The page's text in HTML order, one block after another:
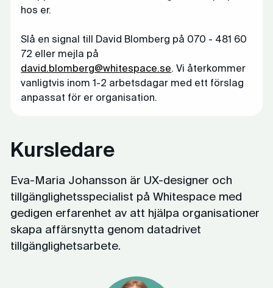
hos er.
Slå en signal till David Blomberg på 070 - 481 60
72 eller mejla på
david.blomberg@whitespace.se. Vi återkommer
vanligtvis inom 1-2 arbetsdagar med ett förslag
anpassat för er organisation.
Kursledare
Eva-Maria Johansson är UX-designer och
tillgänglighetsspecialist på Whitespace med
gedigen erfarenhet av att hjälpa organisationer
skapa affärsnytta genom datadrivet
tillgänglighetsarbete.